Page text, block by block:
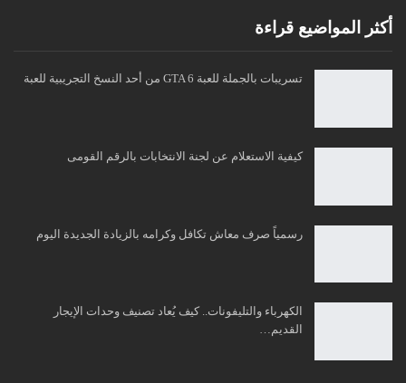
أكثر المواضيع قراءة
تسريبات بالجملة للعبة GTA 6 من أحد النسخ التجريبية للعبة
كيفية الاستعلام عن لجنة الانتخابات بالرقم القومى
رسمياً صرف معاش تكافل وكرامه بالزيادة الجديدة اليوم
الكهرباء والتليفونات.. كيف يُعاد تصنيف وحدات الإيجار
القديم…